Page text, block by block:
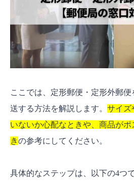
ここでは、定形郵便・定形外郵
送する方法を解説します。 サイズ
いないか心配なときや、商品がポ
きの参考にしてください。
具体的なステップは、以下の4つで